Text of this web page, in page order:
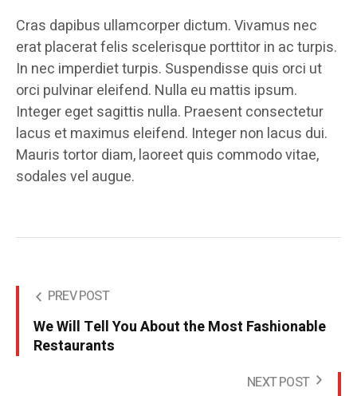
Cras dapibus ullamcorper dictum. Vivamus nec
erat placerat felis scelerisque porttitor in ac turpis.
In nec imperdiet turpis. Suspendisse quis orci ut
orci pulvinar eleifend. Nulla eu mattis ipsum.
Integer eget sagittis nulla. Praesent consectetur
lacus et maximus eleifend. Integer non lacus dui.
Mauris tortor diam, laoreet quis commodo vitae,
sodales vel augue.
PREV POST
We Will Tell You About the Most Fashionable
Restaurants
NEXT POST